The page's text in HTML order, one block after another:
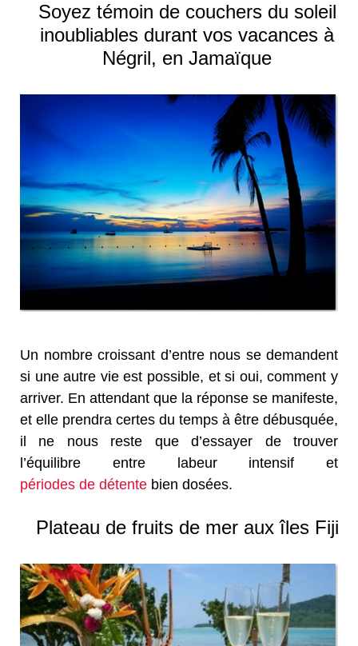
Soyez témoin de couchers du soleil
inoubliables durant vos vacances à
Négril, en Jamaïque
Un nombre croissant d’entre nous se demandent
si une autre vie est possible, et si oui, comment y
arriver. En attendant que la réponse se manifeste,
et elle prendra certes du temps à être débusquée,
il ne nous reste que d’essayer de trouver
l’équilibre entre labeur intensif et
périodes de détente bien dosées.
Plateau de fruits de mer aux îles Fiji